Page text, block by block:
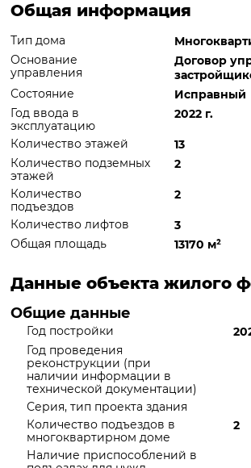
Общая информация
Тип дома
Основание
управления
Договор
Состояние
Исправный
Год ввода в
эксплуатацию
2022 г.
Количество этажей
13
Количество подземных
этажей
2
Количество
подъездов
2
Количество лифтов
3
Общая площадь
13170 м²
Данные объекта жилого
Общие данные
Год постройки
Год проведения
реконструкции (при
наличии информации в
технической документации)
Серия, тип проекта здания
Количество подъездов в
многоквартирном доме
2
Наличие приспособлений в